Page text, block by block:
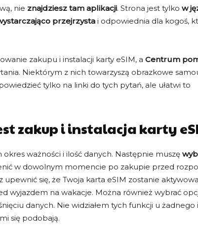
nie znajdziesz tam aplikacji. Strona jest tylko w
przejrzysta i odpowiednia dla kogoś,
zakupu i instalacji karty eSIM, a Centrum
Niektórym z nich towarzyszą obrazkowe
tylko na linki do tych pytań, ale ułatwi to
zakup i instalacja karty
ważności i ilość danych. Następnie muszę
w dowolnym momencie po zakupie przed
się, że Twoja karta eSIM zostanie
wyjazdem na wakacje. Można również wybrać
danych. Nie widziałem tych funkcji u żadnego
się podobają.